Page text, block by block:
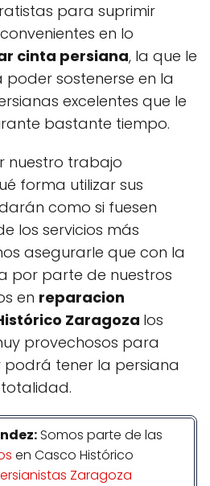
para suprimir
en lo
cinta persiana, la que le
sostenerse en la
excelentes que le
bastante tiempo.
nuestro trabajo
forma utilizar sus
como si fuesen
los servicios más
asegurarle que con la
por parte de nuestros
en reparacion
Zaragoza los
provechosos para
podrá tener la persiana
:Somos parte de las
en Casco Histórico
Zaragoza